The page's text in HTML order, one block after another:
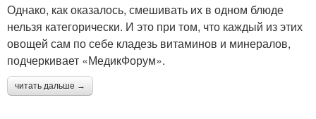
Однако, как оказалось, смешивать их в одном блюде
нельзя категорически. И это при том, что каждый из этих
овощей сам по себе кладезь витаминов и минералов,
подчеркивает «МедикФорум».
читать дальше →